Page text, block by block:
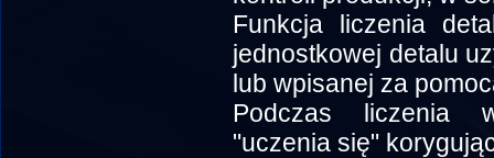
Funkcja liczenia
jednostkowej detalu
lub wpisanej za
Podczas liczenia
"uczenia się"